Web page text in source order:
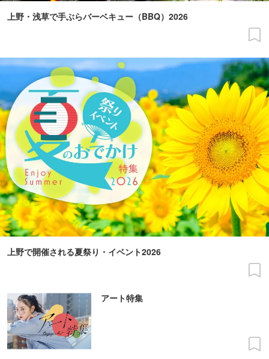
上野・浅草で手ぶらバーベキュー（BBQ）2026
上野で開催される夏祭り・イベント2026
アート特集